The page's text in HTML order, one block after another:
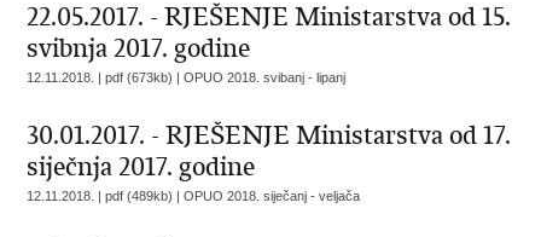
22.05.2017. - RJEŠENJE Ministarstva od 15.
svibnja 2017. godine
12.11.2018. | pdf (673kb) |OPUO 2018. svibanj - lipanj
30.01.2017. - RJEŠENJE Ministarstva od 17.
siječnja 2017. godine
12.11.2018. | pdf (489kb) |OPUO 2018. siječanj - veljača